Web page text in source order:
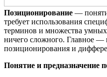
Позиционирование —
требует использования
терминов и множества
ничего сложного. Главное —
позиционирования и
Понятие и предназначение